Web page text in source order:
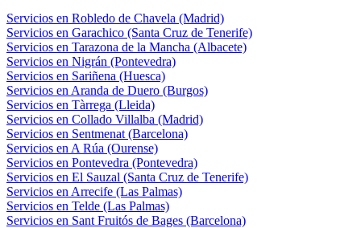
Servicios en Robledo de Chavela (Madrid)
Servicios en Garachico (Santa Cruz de Tenerife)
Servicios en Tarazona de la Mancha (Albacete)
Servicios en Nigrán (Pontevedra)
Servicios en Sariñena (Huesca)
Servicios en Aranda de Duero (Burgos)
Servicios en Tàrrega (Lleida)
Servicios en Collado Villalba (Madrid)
Servicios en Sentmenat (Barcelona)
Servicios en A Rúa (Ourense)
Servicios en Pontevedra (Pontevedra)
Servicios en El Sauzal (Santa Cruz de Tenerife)
Servicios en Arrecife (Las Palmas)
Servicios en Telde (Las Palmas)
Servicios en Sant Fruitós de Bages (Barcelona)